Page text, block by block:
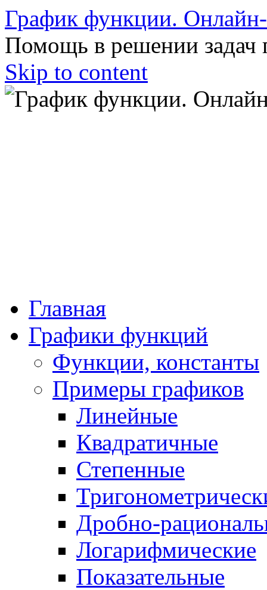
График функции.
Помощь в решении задач
Skip to content
Главная
Графики функций
Функции, константы
Примеры графиков
Линейные
Квадратичные
Степенные
Дробно-
Логарифмические
Показательные